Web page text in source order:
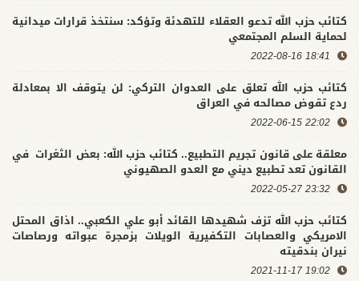
كتائب حزب الله تدعو العقلاء للتهدئة وتؤكد: سنتخذ قرارات ميدانية
لحماية السلم المجتمعي
18:41 2022-08-16
كتائب حزب الله تعلق على العدوان التركي: لن يتوقف الا بمعادلة
ردع تقوض مصالحه في العراق
22:02 2022-06-15
معلقة على قانون تجريم التطبيع.. كتائب حزب الله: بعض الثغرات في
القانون تعد تطبيع ديني مع العدو الصهيوني
23:32 2022-05-27
كتائب حزب الله تزف شهيدها القائد أبو علي الكعبي.. اذاق المحتل
الامريكي والعصابات التكفيرية الويلات بزمجرة عبواته ورصاصات
نيران بندقيته
19:02 2021-11-17